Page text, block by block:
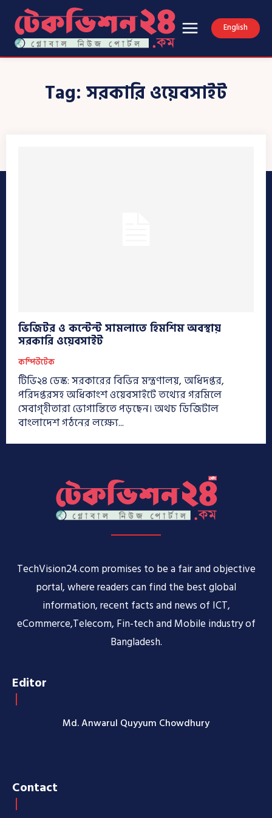
English
Tag: সরকারি ওয়েবসাইট
ভিজিটর ও কন্টেন্ট সামলাতে হিমশিম অবস্থায়
সরকারি ওয়েবসাইট
কম্পিউটেক
টিভি২৪ ডেস্ক: সরকারের বিভিন্ন মন্ত্রণালয়, অধিদপ্তর,
পরিদপ্তরসহ অধিকাংশ ওয়েবসাইটে তথ্যের গরমিলে
সেবাগৃহীতারা ভোগান্তিতে পড়ছেন। অথচ ডিজিটাল
বাংলাদেশ গঠনের লক্ষ্যে...
TechVision24.com promises to be a fair and objective
portal, where readers can find the best global
information, recent facts and news of ICT,
eCommerce,Telecom, Fin-tech and Mobile industry of
Bangladesh.
Editor
Md. Anwarul Quyyum Chowdhury
Contact